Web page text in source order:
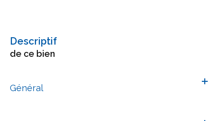
descriptif
de ce bien
Général